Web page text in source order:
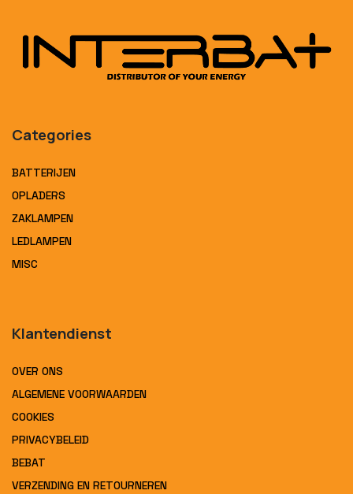
Categories
BATTERIJEN
OPLADERS
ZAKLAMPEN
LEDLAMPEN
MISC
Klantendienst
OVER ONS
ALGEMENE VOORWAARDEN
COOKIES
PRIVACYBELEID
BEBAT
VERZENDING EN RETOURNEREN